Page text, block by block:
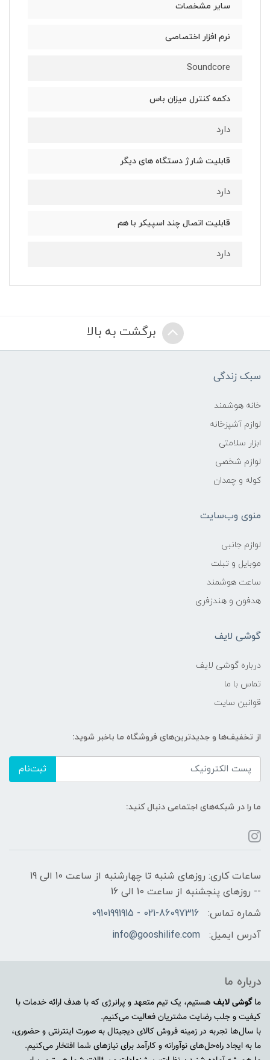
سایر مشخصات
نرم افزار اختصاصی
Soundcore
دکمه کنترل میزان باس
دارد
قابلیت شارژ دستگاه های دیگر
دارد
قابلیت اتصال چند اسپیکر با هم
دارد
برگشت به بالا
سبک زندگی
خانه هوشمند
لوازم آشپزخانه
ابزار سلامتی
لوازم شخصی
کوله و چمدان
منوی وب‌سایت
لوازم جانبی
موبایل و تبلت
ساعت هوشمند
هدفون و هندزفری
گوشی لایف
درباره گوشی لایف
تماس با ما
قوانین سایت
از تخفیف‌ها و جدیدترین‌های فروشگاه ما باخبر شوید:
ثبت‌نام
ما را در شبکه‌های اجتماعی دنبال کنید:
ساعات کاری: روزهای شنبه تا چهارشنبه از ساعت 10 الی 19
-- روزهای پنجشنبه از ساعت 10 الی 16
شماره تماس:
021-86097316 - 09101991915
آدرس ایمیل:
info@gooshilife.com
درباره ما
ماگوشی لایف هستیم، یک تیم متعهد و پرانرژی که با هدف ارائه خدمات با
کیفیت و جلب رضایت مشتریان فعالیت می‌کنیم.
با سال‌ها تجربه در زمینه فروش کالای دیجیتال به صورت اینترنتی و حضوری،
ما به ایجاد راه‌حل‌های نوآورانه و کارآمد برای نیازهای شما افتخار می‌کنیم.